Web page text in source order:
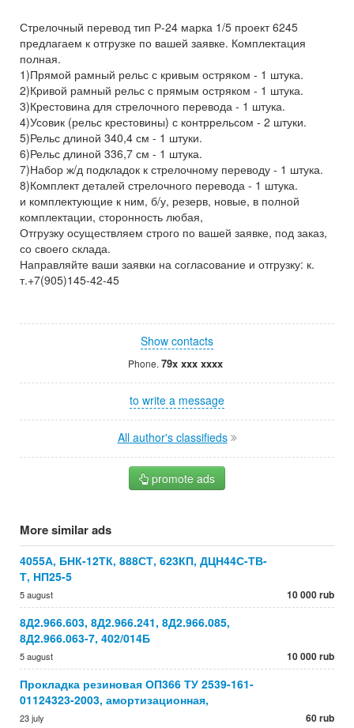
Стрелочный перевод тип Р-24 марка 1/5 проект 6245
предлагаем к отгрузке по вашей заявке. Комплектация
полная.
1)Прямой рамный рельс с кривым остряком - 1 штука.
2)Кривой рамный рельс с прямым остряком - 1 штука.
3)Крестовина для стрелочного перевода - 1 штука.
4)Усовик (рельс крестовины) с контррельсом - 2 штуки.
5)Рельс длиной 340,4 см - 1 штуки.
6)Рельс длиной 336,7 см - 1 штука.
7)Набор ж/д подкладок к стрелочному переводу - 1 штука.
8)Комплект деталей стрелочного перевода - 1 штука.
и комплектующие к ним, б/у, резерв, новые, в полной
комплектации, сторонность любая,
Отгрузку осуществляем строго по вашей заявке, под заказ,
со своего склада.
Направляйте ваши заявки на согласование и отгрузку: к.
т.+7(905)145-42-45
Show contacts
Phone. 79x xxx xxxx
to write a message
All author's classifieds
promote ads
More similar ads
4055А, БНК-12ТК, 888СТ, 623КП, ДЦН44С-ТВ-
Т, НП25-5
5 august 10 000 rub
8Д2.966.603, 8Д2.966.241, 8Д2.966.085,
8Д2.966.063-7, 402/014Б
5 august 10 000 rub
Прокладка резиновая ОП366 ТУ 2539-161-
01124323-2003, амортизационная,
23 july 60 rub